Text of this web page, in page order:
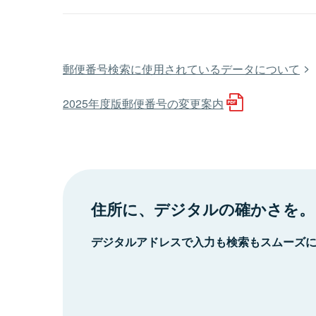
郵便番号検索に使用されているデータについて
2025年度版郵便番号の変更案内
住所に、デジタルの確かさを。
デジタルアドレスで入力も検索もスムーズ